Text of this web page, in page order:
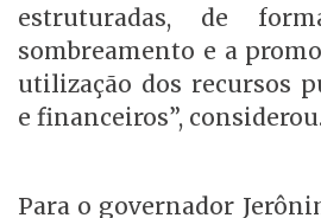
estruturadas, de
sombreamento e a
utilização dos recursos
e financeiros”,
Para o governador